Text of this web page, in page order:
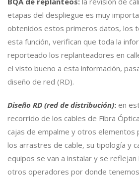
etapas del despliegue es muy
obtenidos estos primeros datos, los
esta función, verifican que toda la
reporteado los replanteadores en
el visto bueno a esta información,
diseño de red (RD).
Diseño RD (red de distribución): en
recorrido de los cables de Fibra
cajas de empalme y otros elementos
los arrastres de cable, su tipología y
equipos se van a instalar y se reflejan
otros operadores por donde